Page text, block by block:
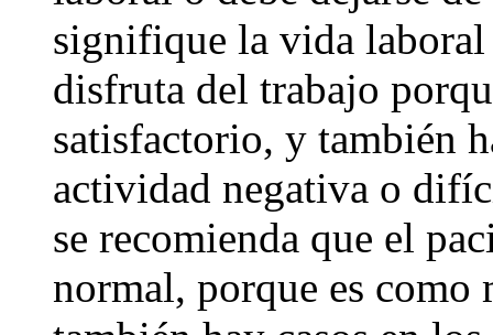
signifique la vida laboral
disfruta del trabajo
satisfactorio, y también
actividad negativa o
se recomienda que el
normal, porque es como